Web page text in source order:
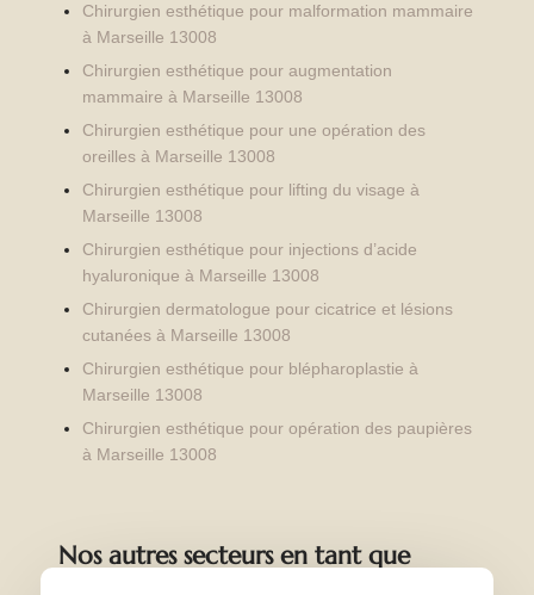
Chirurgien esthétique pour malformation mammaire
à Marseille 13008
Chirurgien esthétique pour augmentation
mammaire à Marseille 13008
Chirurgien esthétique pour une opération des
oreilles à Marseille 13008
Chirurgien esthétique pour lifting du visage à
Marseille 13008
Chirurgien esthétique pour injections d’acide
hyaluronique à Marseille 13008
Chirurgien dermatologue pour cicatrice et lésions
cutanées à Marseille 13008
Chirurgien esthétique pour blépharoplastie à
Marseille 13008
Chirurgien esthétique pour opération des paupières
à Marseille 13008
Nos autres secteurs en tant que